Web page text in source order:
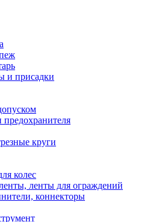
и присадки
круги
колес
ленты для ограждений
коннекторы